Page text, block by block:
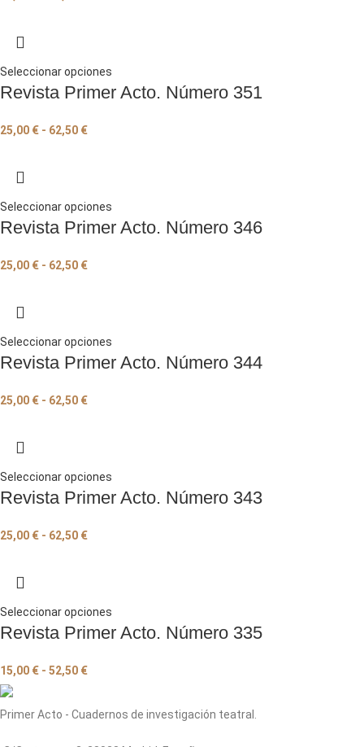
Seleccionar opciones
Revista Primer Acto. Número 351
25,00 € - 62,50 €
Seleccionar opciones
Revista Primer Acto. Número 346
25,00 € - 62,50 €
Seleccionar opciones
Revista Primer Acto. Número 344
25,00 € - 62,50 €
Seleccionar opciones
Revista Primer Acto. Número 343
25,00 € - 62,50 €
Seleccionar opciones
Revista Primer Acto. Número 335
15,00 € - 52,50 €
Primer Acto - Cuadernos de investigación teatral.